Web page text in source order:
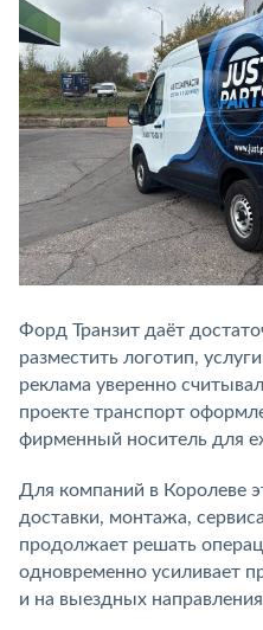
Форд Транзит даёт
разместить логотип,
реклама уверенно
проекте транспорт
фирменный носитель для
Для компаний в Королеве
доставки, монтажа,
продолжает решать
одновременно усиливает
и на выездных